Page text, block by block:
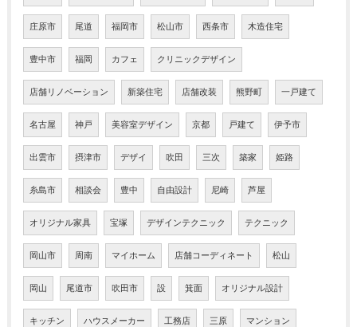
庄原市 尾道 福岡市 松山市 西条市 木造住宅
豊中市 福岡 カフェ クリニックデザイン
店舗リノベーション 新築住宅 店舗改装 熊野町 一戸建て
名古屋 神戸 美容室デザイン 京都 戸建て 伊予市
出雲市 摂津市 デザイ 吹田 三次 築家 姫路
糸島市 相談会 豊中 自由設計 尼崎 芦屋
オリジナル家具 宝塚 デザインテクニック テクニック
岡山市 周南 マイホーム 店舗コーディネート 松山
岡山 尾道市 吹田市 設 箕面 オリジナル設計
キッチン ハウスメーカー 工務店 三原 マンション